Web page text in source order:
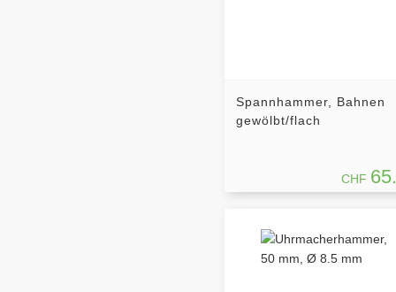
Spannhammer, Bahnen
gewölbt/flach
CHF